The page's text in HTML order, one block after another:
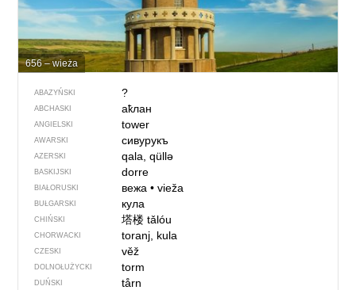
656 – wieża
ABAZYŃSKI ?
ABCHASKI аҟлан
ANGIELSKI tower
AWARSKI сивурукъ
AZERSKI qala, qüllə
BASKIJSKI dorre
BIAŁORUSKI вежа• vieža
BUŁGARSKI кула
CHIŃSKI 塔楼tǎlóu
CHORWACKI toranj, kula
CZESKI věž
DOLNOŁUŻYCKI torm
DUŃSKI tårn